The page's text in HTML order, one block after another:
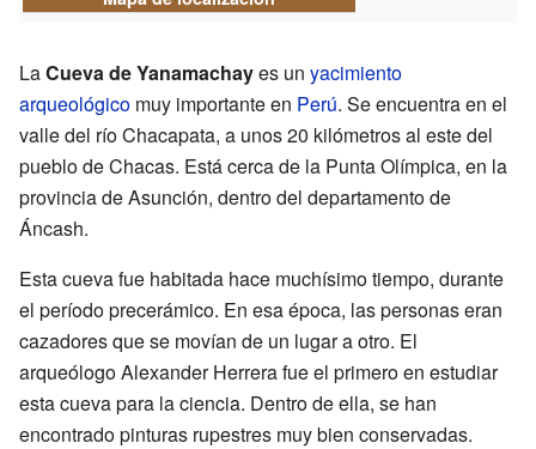
LaCueva de Yanamachayes un yacimiento
arqueológico muy importante en Perú. Se encuentra en el
valle del río Chacapata, a unos 20 kilómetros al este del
pueblo de Chacas. Está cerca de la Punta Olímpica, en la
provincia de Asunción, dentro del departamento de
Áncash.
Esta cueva fue habitada hace muchísimo tiempo, durante
el período precerámico. En esa época, las personas eran
cazadores que se movían de un lugar a otro. El
arqueólogo Alexander Herrera fue el primero en estudiar
esta cueva para la ciencia. Dentro de ella, se han
encontrado pinturas rupestres muy bien conservadas.